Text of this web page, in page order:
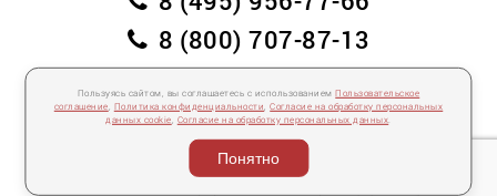
Пользуясь сайтом, вы соглашаетесь с использованиемПользовательское
соглашение Политика конфиденциальности ,Согласие на обработку персональных
данных cookie Согласие на обработку персональных данных
Понятно
8 (800) 707-87-13
пл. Победы, дом 2, корпус 2
Для спецификаций и предложений: info@mebelclub.ru
Выставленные на данном сайте предложения публичной офертой не являются.
Количество товара ограничено.
© 2007—2026 «Интерьерный салон №1» Все права защищены